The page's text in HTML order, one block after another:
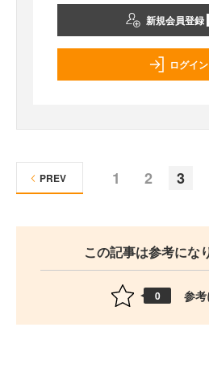
新規会員登録
ログイン
1 2 3
PREV
この記事は参考にな
0 参